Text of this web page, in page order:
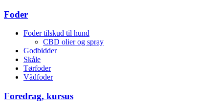
Foder
Foder tilskud til hund
CBD olier og spray
Godbidder
Skåle
Tørfoder
Vådfoder
Foredrag, kursus